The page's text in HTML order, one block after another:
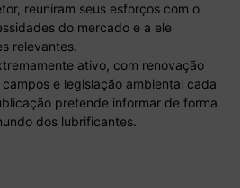
reuniram seus esforços com o
do mercado e a ele
relevantes.
ativo, com renovação
e legislação ambiental cada
pretende informar de forma
dos lubrificantes.